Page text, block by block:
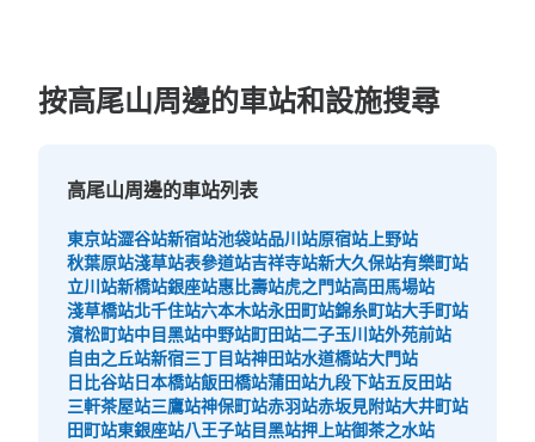
按高尾山周邊的車站和設施搜尋
高尾山周邊的車站列表
東京站澀谷站新宿站池袋站品川站原宿站 上野站
秋葉原站淺草站表參道站吉祥寺站新大久保站有樂町站
立川站新橋站銀座站惠比壽站虎之門站高田馬場站
淺草橋站北千住站六本木站永田町站錦糸町站大手町站
濱松町站中目黑站中野站町田站二子玉川站外苑前站
自由之丘站新宿三丁目站神田站水道橋站大門站
日比谷站日本橋站飯田橋站蒲田站九段下站五反田站
三軒茶屋站三鷹站神保町站赤羽站赤坂見附站大井町站
田町站東銀座站八王子站目黑站押上站御茶之水站